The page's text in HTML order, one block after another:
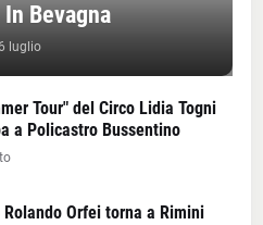
Bevagna
luglio
Tour" del Circo Lidia Togni
a Policastro Bussentino
Rolando Orfei torna a Rimini